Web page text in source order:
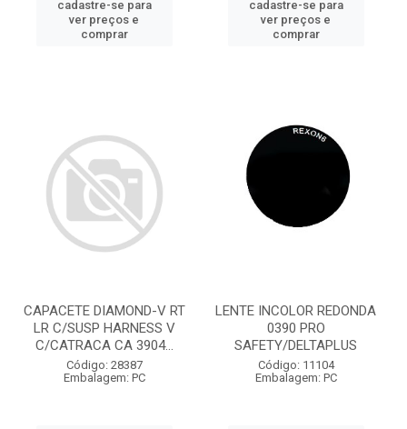
cadastre-se para
ver preços e
comprar
cadastre-se para
ver preços e
comprar
CAPACETE DIAMOND-V RT
LR C/SUSP HARNESS V
C/CATRACA CA 3904...
Código: 28387
Embalagem: PC
LENTE INCOLOR REDONDA
0390 PRO
SAFETY/DELTAPLUS
Código: 11104
Embalagem: PC